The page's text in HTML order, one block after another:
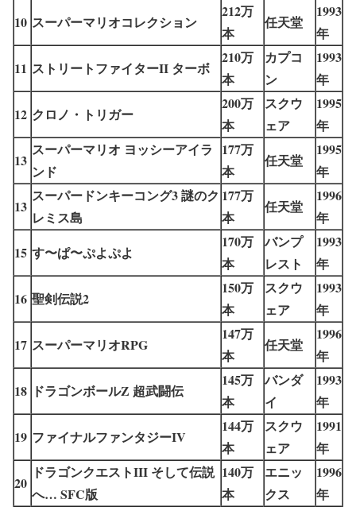
10 スーパーマリオコレクション
212万
本
任天堂
1993
年
11 ストリートファイターII ターボ
210万
本
カプコ
ン
1993
年
12 クロノ・トリガー
200万
本
スクウ
ェア
1995
年
13
スーパーマリオ ヨッシーアイラ
ンド
177万
本
任天堂
1995
年
13
スーパードンキーコング3 謎のク
レミス島
177万
本
任天堂
1996
年
15 す〜ぱ〜ぷよぷよ
170万
本
バンプ
レスト
1993
年
16 聖剣伝説2
150万
本
スクウ
ェア
1993
年
17 スーパーマリオRPG
147万
本
任天堂
1996
年
18 ドラゴンボールZ 超武闘伝
145万
本
バンダ
イ
1993
年
19 ファイナルファンタジーIV
144万
本
スクウ
ェア
1991
年
20
ドラゴンクエストIII そして伝説
へ… SFC版
140万
本
エニッ
クス
1996
年